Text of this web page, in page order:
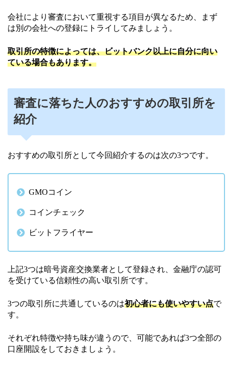
会社により審査において重視する項目が異なるため、まず
は別の会社への登録にトライしてみましょう。
取引所の特徴によっては、ビットバンク以上に自分に向い
ている場合もあります。
審査に落ちた人のおすすめの取引所を
紹介
おすすめの取引所として今回紹介するのは次の3つです。
GMOコイン
コインチェック
ビットフライヤー
上記3つは暗号資産交換業者として登録され、金融庁の認可
を受けている信頼性の高い取引所です。
3つの取引所に共通しているのは初心者にも使いやすい点で
す。
それぞれ特徴や持ち味が違うので、可能であれば3つ全部の
口座開設をしておきましょう。